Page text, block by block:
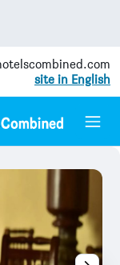
site in English